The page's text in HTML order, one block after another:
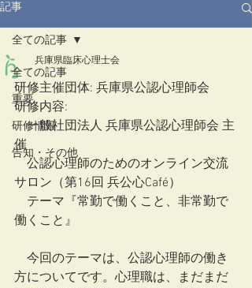
記事
全ての記事
重要
研修情報
告知・その他
全ての記事
兵庫県臨床心理士会
研修主催団体: 兵庫県公認心理師会
研修内容:
一般社団法人 兵庫県公認心理師会 主
催
公認心理師のためのオンライン交流
サロン（第16回 兵公心Café）
テーマ『常勤で働くこと、非常勤で
働くこと』
今回のテーマは、公認心理師の働き
方についてです。心理職は、まだまだ